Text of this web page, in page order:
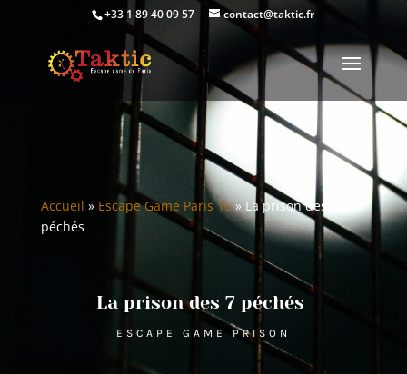
+33 1 89 40 09 57 contact@taktic.fr
Accueil » Escape Game Paris 15»La prison des 7
péchés
La prison des 7 péchés
ESCAPE GAME PRISON